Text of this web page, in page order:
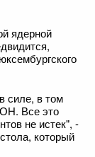
ядерной
силе, в том
Все это
не истек", -
который